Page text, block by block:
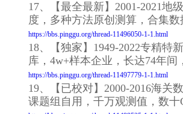
17、【最全最新】2001-2021地
度，多种方法原创测算，合集数
https://bbs.pinggu.org/thread-11496050-1-1.html
18、【独家】1949-2022专精特
库，4w+样本企业，长达74年间
https://bbs.pinggu.org/thread-11497779-1-1.html
19、【已校对】2000-2016海关
课题组自用，千万观测值，数十